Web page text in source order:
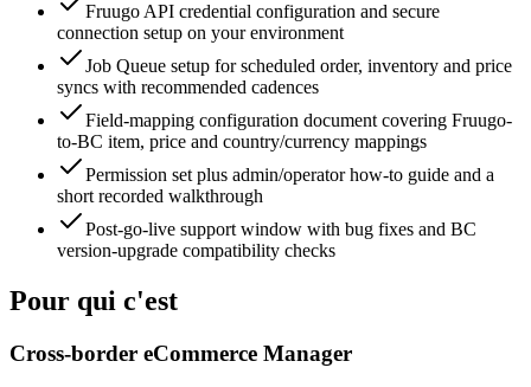
Fruugo API credential configuration and secure
connection setup on your environment
Job Queue setup for scheduled order, inventory and price
syncs with recommended cadences
Field-mapping configuration document covering Fruugo-
to-BC item, price and country/currency mappings
Permission set plus admin/operator how-to guide and a
short recorded walkthrough
Post-go-live support window with bug fixes and BC
version-upgrade compatibility checks
Pour qui c'est
Cross-border eCommerce Manager